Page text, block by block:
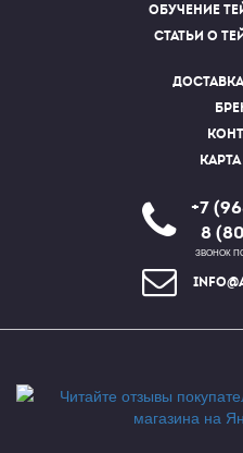
Обучение
Статьи о
+7
8
ЗВОНОК